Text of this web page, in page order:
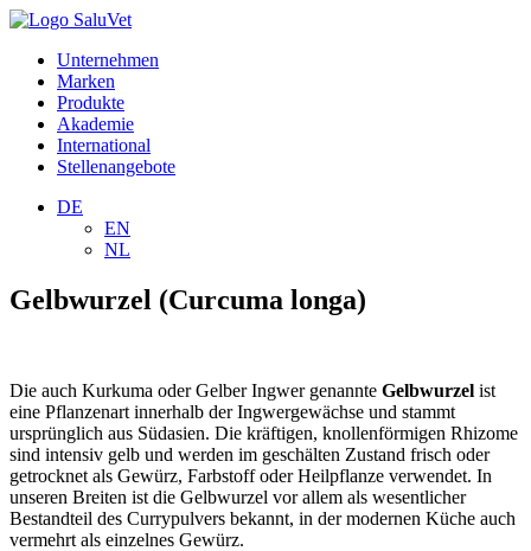
Unternehmen
Marken
Produkte
Akademie
International
Stellenangebote
DE
EN
NL
Gelbwurzel (Curcuma longa)
Die auch Kurkuma oder Gelber Ingwer genannte Gelbwurzel ist
eine Pflanzenart innerhalb der Ingwergewächse und stammt
ursprünglich aus Südasien. Die kräftigen, knollenförmigen Rhizome
sind intensiv gelb und werden im geschälten Zustand frisch oder
getrocknet als Gewürz, Farbstoff oder Heilpflanze verwendet. In
unseren Breiten ist die Gelbwurzel vor allem als wesentlicher
Bestandteil des Currypulvers bekannt, in der modernen Küche auch
vermehrt als einzelnes Gewürz.